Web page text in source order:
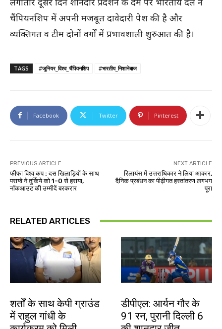
चैंपियनशिप में अपनी मजबूत दावेदारी पेश की है और
व्यक्तिगत व टीम दोनों वर्गों में प्रभावशाली शुरुआत की है।
TAGS #जूनियर_विश्व_चैंपियनशिप #भारतीय_निशानेबाज
Facebook Twitter Pinterest
PREVIOUS ARTICLE
फीफा विश्व कप : दस खिलाड़ियों के साथ
पराग्वे ने तुर्किये को 1-0 से हराया,
नॉकआउट की उम्मीदें बरकरार
NEXT ARTICLE
रिलायंस में उत्तराधिकार ने लिया आकार,
दैनिक प्रबंधन का पीढ़ीगत हस्तांतरण लगभग
पूरा
RELATED ARTICLES
शर्तों के साथ केपी ग्राउंड
में राहुल गांधी के
डीपीएल: आर्यन गौर के
91 रन, पुरानी दिल्ली 6